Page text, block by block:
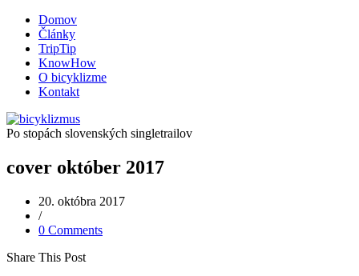
Domov
Články
TripTip
KnowHow
O bicyklizme
Kontakt
Po stopách slovenských singletrailov
cover október 2017
20. októbra 2017
/
0 Comments
Share This Post